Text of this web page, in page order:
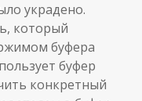
украдено.
который
буфера
буфер
конкретный